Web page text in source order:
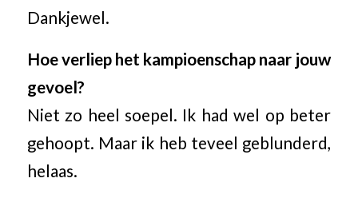
Dankjewel.
Hoe verliep het kampioenschap naar jouw
gevoel?
Niet zo heel soepel. Ik had wel op beter
gehoopt. Maar ik heb teveel geblunderd,
helaas.